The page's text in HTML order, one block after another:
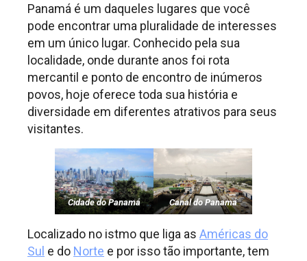
Panamá é um daqueles lugares que você
pode encontrar uma pluralidade de interesses
em um único lugar. Conhecido pela sua
localidade, onde durante anos foi rota
mercantil e ponto de encontro de inúmeros
povos, hoje oferece toda sua história e
diversidade em diferentes atrativos para seus
visitantes.
Cidade do Panamá Canal do Panamá
Localizado no istmo que liga as Américas do
Sul e do Norte e por isso tão importante, tem